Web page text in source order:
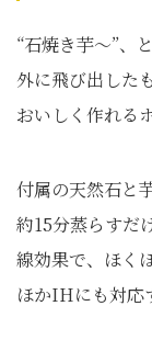
“石焼き芋～”、
外に飛び出した
おいしく作れる
付属の天然石と
約15分蒸らすだ
線効果で、ほく
ほかIHにも対応